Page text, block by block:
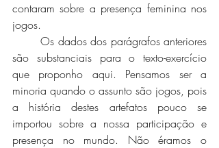
contaram sobre a presença feminina nos
jogos.
são substanciais para o texto-exercício
que proponho aqui. Pensamos ser a
minoria quando o assunto são jogos, pois
a história destes artefatos pouco se
importou sobre a nossa participação e
presença no mundo. Não éramos o